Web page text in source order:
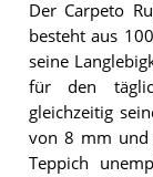
Der Carpeto
besteht aus
seine
für den
gleichzeitig
von 8 mm und
Teppich